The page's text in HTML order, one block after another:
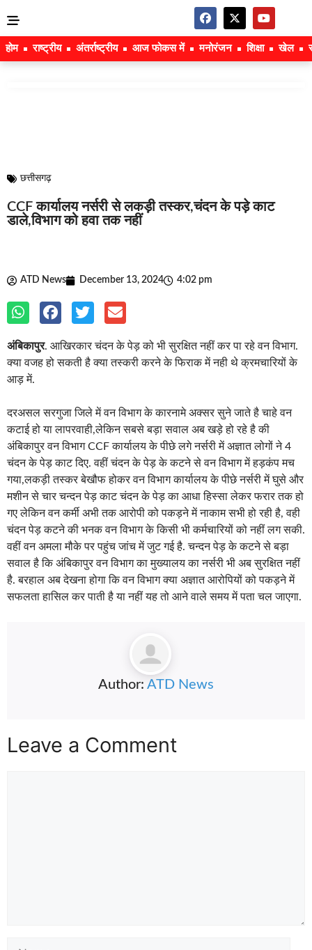
होम राष्ट्रीय अंतर्राष्ट्रीय आज फोकस में मनोरंजन शिक्षा खेल
छत्तीसगढ़
CCF कार्यालय नर्सरी से लकड़ी तस्कर,चंदन के पड़े काट
डाले,विभाग को हवा तक नहीं
ATD News December 13, 2024 4:02 pm
अंबिकापुर. आखिरकार चंदन के पेड़ को भी सुरक्षित नहीं कर पा रहे वन विभाग.
क्या वजह हो सकती है क्या तस्करी करने के फिराक में नही थे क्रमचारियों के
आड़ में.
दरअसल सरगुजा जिले में वन विभाग के कारनामे अक्सर सुने जाते है चाहे वन
कटाई हो या लापरवाही,लेकिन सबसे बड़ा सवाल अब खड़े हो रहे है की
अंबिकापुर वन विभाग CCF कार्यालय के पीछे लगे नर्सरी में अज्ञात लोगों ने 4
चंदन के पेड़ काट दिए. वहीं चंदन के पेड़ के कटने से वन विभाग में हड़कंप मच
गया,लकड़ी तस्कर बेखौफ होकर वन विभाग कार्यालय के पीछे नर्सरी में घुसे और
मशीन से चार चन्दन पेड़ काट चंदन के पेड़ का आधा हिस्सा लेकर फरार तक हो
गए लेकिन वन कर्मी अभी तक आरोपी को पकड़ने में नाकाम सभी हो रही है, वही
चंदन पेड़ कटने की भनक वन विभाग के किसी भी कर्मचारियों को नहीं लग सकी.
वहीं वन अमला मौके पर पहुंच जांच में जुट गई है. चन्दन पेड़ के कटने से बड़ा
सवाल है कि अंबिकापुर वन विभाग का मुख्यालय का नर्सरी भी अब सुरक्षित नहीं
है. बरहाल अब देखना होगा कि वन विभाग क्या अज्ञात आरोपियों को पकड़ने में
सफलता हासिल कर पाती है या नहीं यह तो आने वाले समय में पता चल जाएगा.
Author: ATD News
Leave a Comment